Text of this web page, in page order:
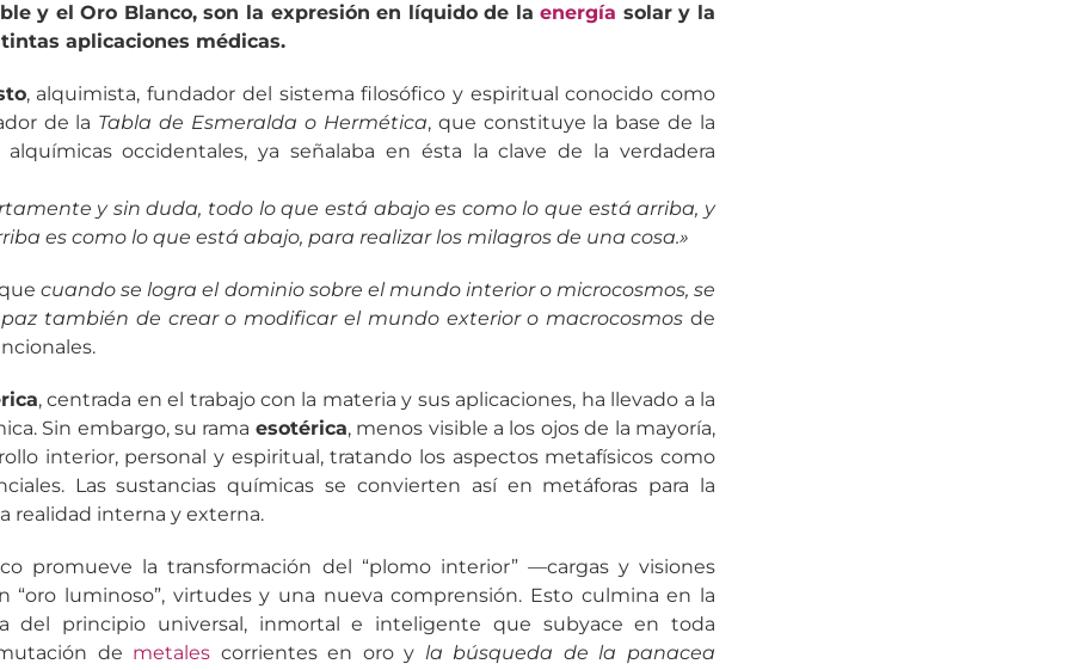
y el Oro Blanco, son la expresión en líquido de laenergía solar y la
aplicaciones médicas.
, alquimista, fundador del sistema filosófico y espiritual conocido como
de la Tabla de Esmeralda o Hermética, que constituye la base de la
occidentales, ya señalaba en ésta la clave de la verdadera
y sin duda, todo lo que está abajo es como lo que está arriba, y
es como lo que está abajo, para realizar los milagros de una cosa.»
cuando se logra el dominio sobre el mundo interior o microcosmos, se
también de crear o modificar el mundo exterior o macrocosmos de
, centrada en el trabajo con la materia y sus aplicaciones, ha llevado a la
Sin embargo, su rama esotérica, menos visible a los ojos de la mayoría,
interior, personal y espiritual, tratando los aspectos metafísicos como
Las sustancias químicas se convierten así en metáforas para la
realidad interna y externa.
promueve la transformación del “plomo interior” —cargas y visiones
“oro luminoso”, virtudes y una nueva comprensión. Esto culmina en la
del principio universal, inmortal e inteligente que subyace en toda
de metales corrientes en oro y la búsqueda de la panacea